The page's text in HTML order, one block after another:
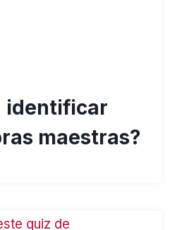
identificar
maestras?